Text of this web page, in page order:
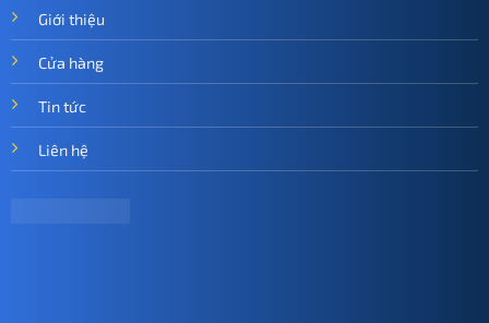
Giới thiệu
Cửa hàng
Tin tức
Liên hệ